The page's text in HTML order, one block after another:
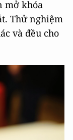
mở khóa
Thử nghiệm
và đều cho